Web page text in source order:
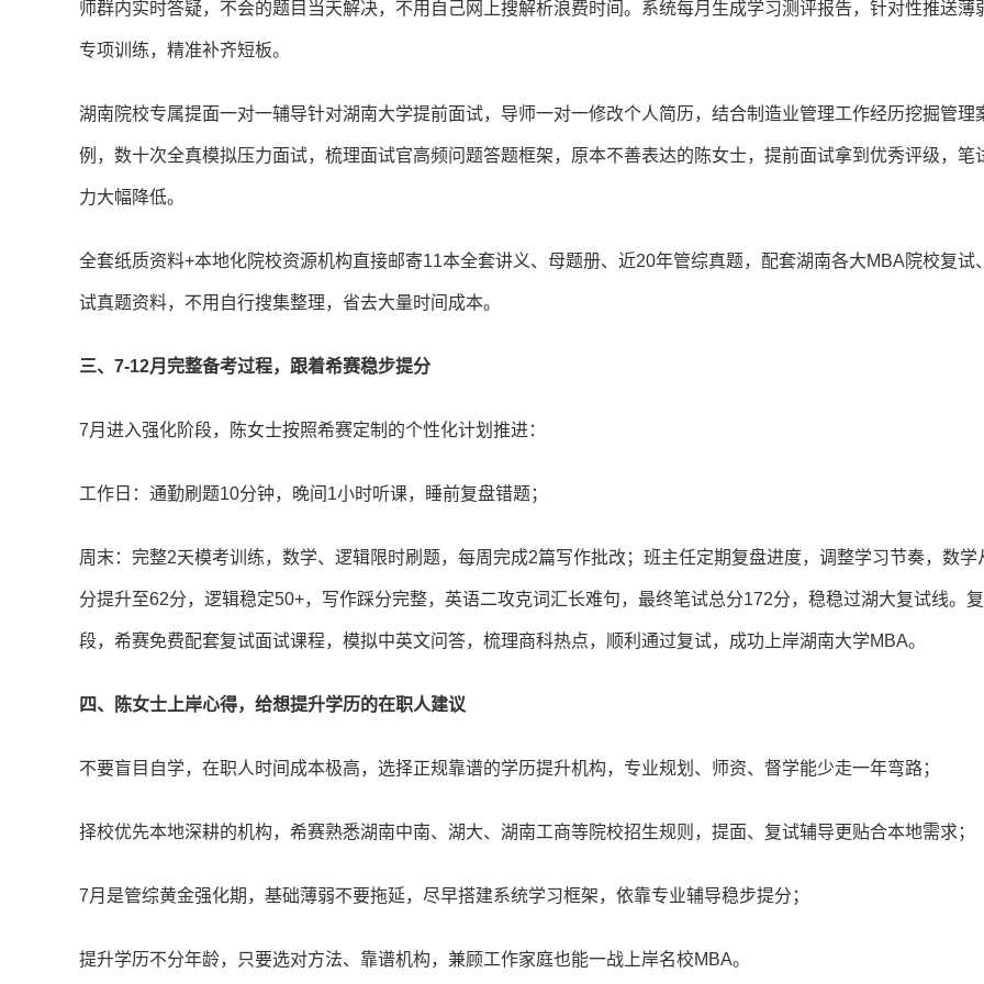
师群内实时答疑，不会的题目当天解决，不用自己网上搜解析浪费时间。系统每月生成学习测评报告，针对性推送薄
专项训练，精准补齐短板。
湖南院校专属提面一对一辅导针对湖南大学提前面试，导师一对一修改个人简历，结合制造业管理工作经历挖掘管理
例，数十次全真模拟压力面试，梳理面试官高频问题答题框架，原本不善表达的陈女士，提前面试拿到优秀评级，笔
力大幅降低。
全套纸质资料+本地化院校资源机构直接邮寄11本全套讲义、母题册、近20年管综真题，配套湖南各大MBA院校复试
试真题资料，不用自行搜集整理，省去大量时间成本。
三、7-12月完整备考过程，跟着希赛稳步提分
7月进入强化阶段，陈女士按照希赛定制的个性化计划推进：
工作日：通勤刷题10分钟，晚间1小时听课，睡前复盘错题；
周末：完整2天模考训练，数学、逻辑限时刷题，每周完成2篇写作批改；班主任定期复盘进度，调整学习节奏，数学
分提升至62分，逻辑稳定50+，写作踩分完整，英语二攻克词汇长难句，最终笔试总分172分，稳稳过湖大复试线。
段，希赛免费配套复试面试课程，模拟中英文问答，梳理商科热点，顺利通过复试，成功上岸湖南大学MBA。
四、陈女士上岸心得，给想提升学历的在职人建议
不要盲目自学，在职人时间成本极高，选择正规靠谱的学历提升机构，专业规划、师资、督学能少走一年弯路；
择校优先本地深耕的机构，希赛熟悉湖南中南、湖大、湖南工商等院校招生规则，提面、复试辅导更贴合本地需求；
7月是管综黄金强化期，基础薄弱不要拖延，尽早搭建系统学习框架，依靠专业辅导稳步提分；
提升学历不分年龄，只要选对方法、靠谱机构，兼顾工作家庭也能一战上岸名校MBA。